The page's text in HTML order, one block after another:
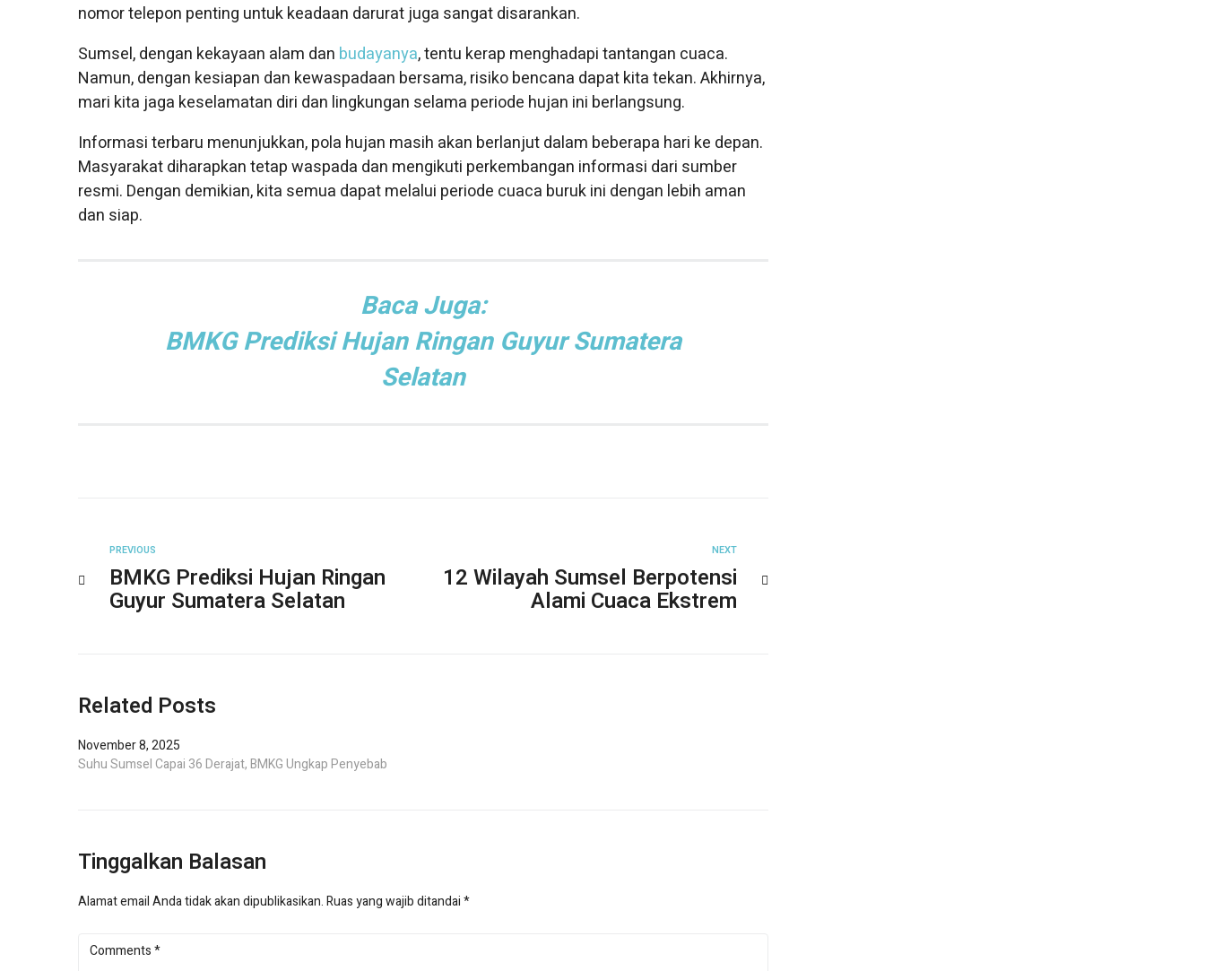
nomor telepon penting untuk keadaan darurat juga sangat disarankan.
Sumsel, dengan kekayaan alam dan budayanya, tentu kerap menghadapi tantangan cuaca.
Namun, dengan kesiapan dan kewaspadaan bersama, risiko bencana dapat kita tekan. Akhirnya,
mari kita jaga keselamatan diri dan lingkungan selama periode hujan ini berlangsung.
Informasi terbaru menunjukkan, pola hujan masih akan berlanjut dalam beberapa hari ke depan.
Masyarakat diharapkan tetap waspada dan mengikuti perkembangan informasi dari sumber
resmi. Dengan demikian, kita semua dapat melalui periode cuaca buruk ini dengan lebih aman
dan siap.
Baca Juga:
BMKG Prediksi Hujan Ringan Guyur Sumatera
Selatan
PREVIOUS
BMKG Prediksi Hujan Ringan
Guyur Sumatera Selatan
NEXT
12 Wilayah Sumsel Berpotensi
Alami Cuaca Ekstrem
Related Posts
November 8, 2025
Suhu Sumsel Capai 36 Derajat, BMKG Ungkap Penyebab
Tinggalkan Balasan
Alamat email Anda tidak akan dipublikasikan.Ruas yang wajib ditandai*